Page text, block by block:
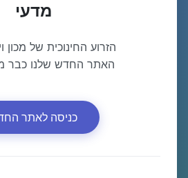
מדעי
הזרוע החינוכית של מכון
האתר החדש שלנו כבר
כניסה לאתר